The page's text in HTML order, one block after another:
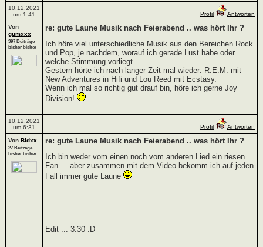
10.12.2021
um 1:41
Profil
Antworten
Von
gumxxx
397 Beiträge
bisher bisher
re: gute Laune Musik nach Feierabend .. was hört Ihr ?
Ich höre viel unterschiedliche Musik aus den Bereichen Rock
und Pop, je nachdem, worauf ich gerade Lust habe oder
welche Stimmung vorliegt.
Gestern hörte ich nach langer Zeit mal wieder: R.E.M. mit
New Adventures in Hifi und Lou Reed mit Ecstasy.
Wenn ich mal so richtig gut drauf bin, höre ich gerne Joy
Division!
10.12.2021
um 6:31
Profil Antworten
Von Bidxx
27 Beiträge
bisher bisher
re: gute Laune Musik nach Feierabend .. was hört Ihr ?
Ich bin weder vom einen noch vom anderen Lied ein riesen
Fan ... aber zusammen mit dem Video bekomm ich auf jeden
Fall immer gute Laune
Edit ... 3:30 :D